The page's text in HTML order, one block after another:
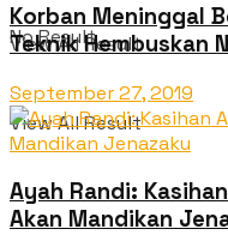
No Result
View All Result
View All Result
Korban Meninggal
Teknik Hembuskan
September 27, 2019
Ayah Randi:
Akan Mandikan